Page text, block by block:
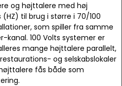
og højttalere med høj
til brug i større i 70/100
som spiller fra samme
kanal. 100 Volts systemer er
mange højttalere parallelt,
og selskabslokaler
fås både som